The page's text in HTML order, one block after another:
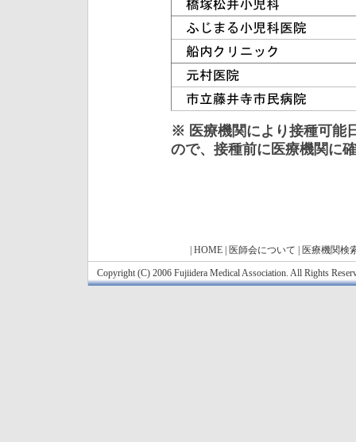
※ 医療機関により接種可能
ので、接種前に医療機関に
HOME 医師会について 医療機関検
Copyright (C) 2006 Fujiidera Medical Association. All Rights